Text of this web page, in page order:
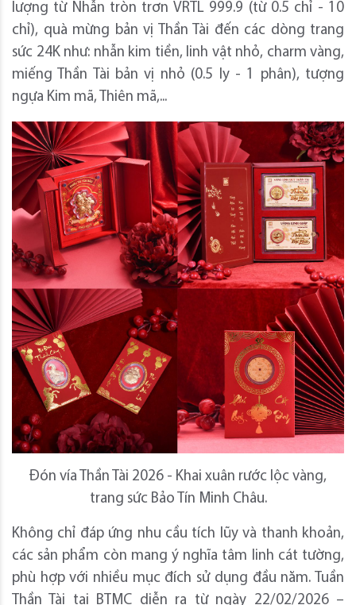
lượng từ Nhẫn tròn trơn VRTL 999.9 (từ 0.5 chỉ - 10
chỉ), quà mừng bản vị Thần Tài đến các dòng trang
sức 24K như: nhẫn kim tiền, linh vật nhỏ, charm vàng,
miếng Thần Tài bản vị nhỏ (0.5 ly - 1 phân), tượng
ngựa Kim mã, Thiên mã,...
Đón vía Thần Tài 2026 - Khai xuân rước lộc vàng,
trang sức Bảo Tín Minh Châu.
Không chỉ đáp ứng nhu cầu tích lũy và thanh khoản,
các sản phẩm còn mang ý nghĩa tâm linh cát tường,
phù hợp với nhiều mục đích sử dụng đầu năm. Tuần
Thần Tài tại BTMC diễn ra từ ngày 22/02/2026 –